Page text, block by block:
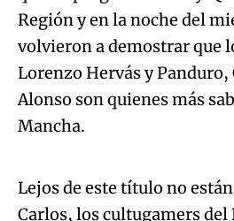
Alonso son quienes más
Mancha.
Algo salió
An error occurred, please
Lejos de este título no
Carlos, los cultugamers del
ir por delante en el
final, la última pregunta